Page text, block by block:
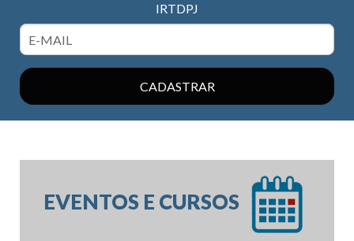
IRTDPJ
EVENTOS E CURSOS